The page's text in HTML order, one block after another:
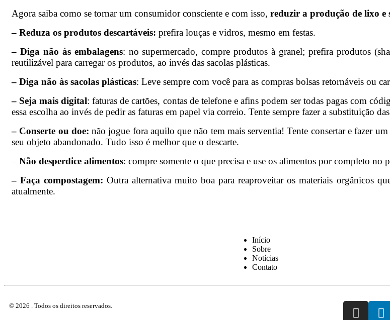
Agora saiba como se tornar um consumidor consciente e com isso, reduzir a produção de lixo e
– Reduza os produtos descartáveis: prefira louças e vidros, mesmo em festas.
– Diga não às embalagens: no supermercado, compre produtos à granel; prefira produtos
reutilizável para carregar os produtos, ao invés das sacolas plásticas.
– Diga não às sacolas plásticas: Leve sempre com você para as compras bolsas retornáveis ou
– Seja mais digital: faturas de cartões, contas de telefone e afins podem ser todas pagas com
essa escolha ao invés de pedir as faturas em papel via correio. Tente sempre fazer a substituição
– Conserte ou doe:não jogue fora aquilo que não tem mais serventia! Tente consertar e fazer
seu objeto abandonado. Tudo isso é melhor que o descarte.
– Não desperdice alimentos: compre somente o que precisa e use os alimentos por completo no
– Faça compostagem: Outra alternativa muito boa para reaproveitar os materiais orgânicos
atualmente.
Início
Sobre
Notícias
Contato
© 2026 . Todos os direitos reservados.